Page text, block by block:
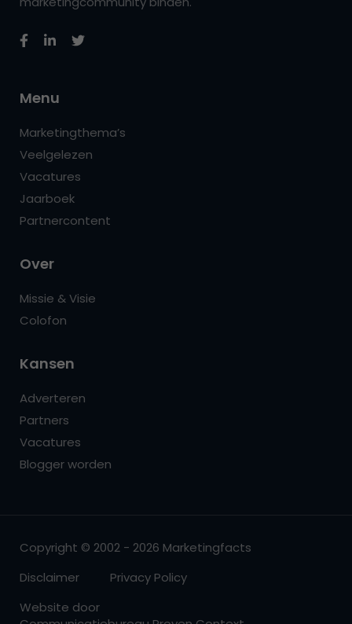
Menu
Marketingthema’s
Veelgelezen
Vacatures
Jaarboek
Partnercontent
Over
Missie & Visie
Colofon
Kansen
Adverteren
Partners
Vacatures
Blogger worden
Copyright © 2002 - 2026 Marketingfacts
Disclaimer
Privacy Policy
Website door